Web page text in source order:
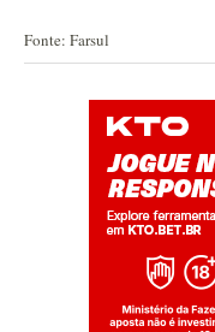
Fonte: Farsul